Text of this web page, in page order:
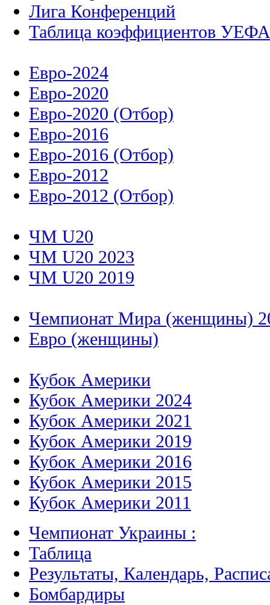
Лига Конференций
Таблица коэффициентов УЕФА
Евро-2024
Евро-2020
Евро-2020 (Отбор)
Евро-2016
Евро-2016 (Отбор)
Евро-2012
Евро-2012 (Отбор)
ЧМ U20
ЧМ U20 2023
ЧМ U20 2019
Чемпионат Мира (женщины)
Евро (женщины)
Кубок Америки
Кубок Америки 2024
Кубок Америки 2021
Кубок Америки 2019
Кубок Америки 2016
Кубок Америки 2015
Кубок Америки 2011
Чемпионат Украины :
Таблица
Результаты, Календарь,
Бомбардиры